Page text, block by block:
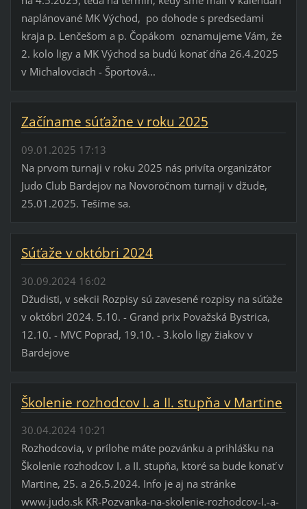
naplánované MK Východ, po dohode s predsedami
kraja p. Lenčešom a p. Čopákom oznamujeme Vám, že
2. kolo ligy a MK Východ sa budú konať dňa 26.4.2025
v Michalovciach - Športová...
Začíname súťažne v roku 2025
09.01.2025 17:13
Na prvom turnaji v roku 2025 nás privíta organizátor
Judo Club Bardejov na Novoročnom turnaji v džude,
25.01.2025. Tešíme sa.
Súťaže v októbri 2024
30.09.2024 16:02
Džudisti, v sekcii Rozpisy sú zavesené rozpisy na súťaže
v októbri 2024. 5.10. - Grand prix Považská Bystrica,
12.10. - MVC Poprad, 19.10. - 3.kolo ligy žiakov v
Bardejove
Školenie rozhodcov I. a II. stupňa v Martine
30.04.2024 10:21
Rozhodcovia, v prílohe máte pozvánku a prihlášku na
Školenie rozhodcov I. a II. stupňa, ktoré sa bude konať v
Martine, 25. a 26.5.2024. Info je aj na stránke
www.judo.sk KR-Pozvanka-na-skolenie-rozhodcov-I.-a-